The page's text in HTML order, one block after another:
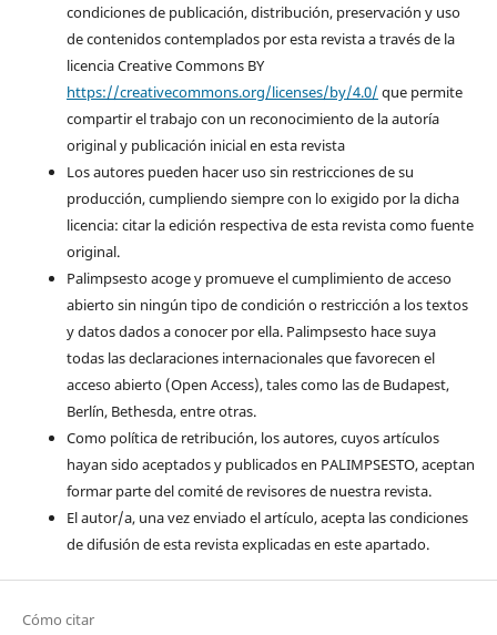
condiciones de publicación, distribución, preservación y uso
de contenidos contemplados por esta revista a través de la
licencia Creative Commons BY
https://creativecommons.org/licenses/by/4.0/ que permite
compartir el trabajo con un reconocimiento de la autoría
original y publicación inicial en esta revista
Los autores pueden hacer uso sin restricciones de su
producción, cumpliendo siempre con lo exigido por la dicha
licencia: citar la edición respectiva de esta revista como fuente
original.
Palimpsesto acoge y promueve el cumplimiento de acceso
abierto sin ningún tipo de condición o restricción a los textos
y datos dados a conocer por ella. Palimpsesto hace suya
todas las declaraciones internacionales que favorecen el
acceso abierto (Open Access), tales como las de Budapest,
Berlín, Bethesda, entre otras.
Como política de retribución, los autores, cuyos artículos
hayan sido aceptados y publicados en PALIMPSESTO, aceptan
formar parte del comité de revisores de nuestra revista.
El autor/a, una vez enviado el artículo, acepta las condiciones
de difusión de esta revista explicadas en este apartado.
Cómo citar